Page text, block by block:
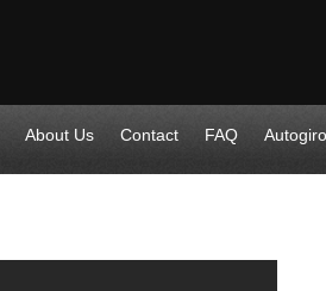
About Us Contact FAQ Autogiro